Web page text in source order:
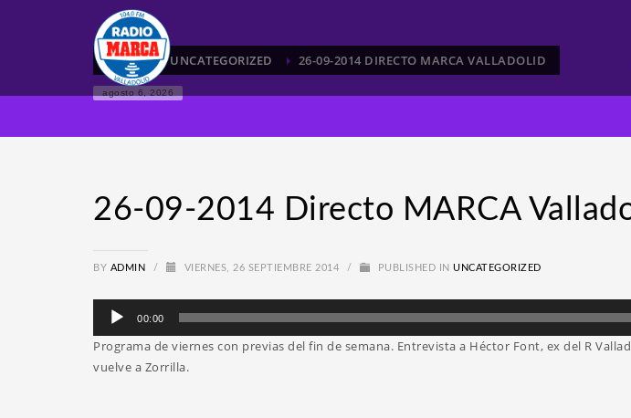
HOME UNCATEGORIZED 26-09-2014 DIRECTO MARCA VALLADOLID
agosto 6, 2026
26-09-2014 Directo MARCA
BY ADMIN / VIERNES, 26 SEPTIEMBRE 2014 / PUBLISHED IN UNCATEGORIZED
Reproductor
audio
00:00
Programa de viernes con previas del fin de semana. Entrevista a Héctor Font, ex del R
vuelve a Zorrilla.